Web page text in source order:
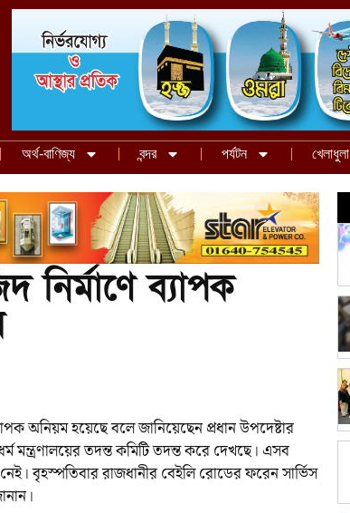
অর্থ-বাণিজ্য বন্দর পর্যটন খেলাধুলা
ব্যাপক
অনিয়ম হয়েছে বলে জানিয়েছেন প্রধান উপদেষ্টার
মন্ত্রণালয়ের তদন্ত কমিটি তদন্ত করে দেখছে। এসব
বৃহস্পতিবার রাজধানীর বেইলি রোডের ফরেন সার্ভিস